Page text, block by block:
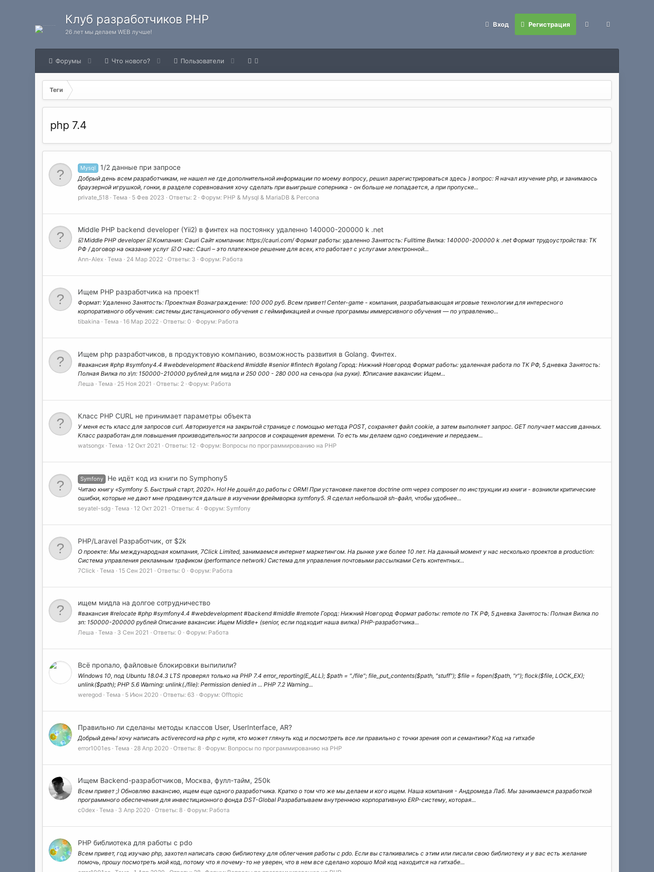
Клуб разработчиков PHP
26 лет мы делаем WEB лучше!
Вход Регистрация
Форумы Что нового? Пользователи
Теги
php 7.4
Mysql 1/2 данные при запросе
Добрый день всем разработчикам, не нашел не где дополнительной информации по моему вопросу, решил зарегистрироваться здесь ) вопрос: Я начал изучение php, и занимаюсь
браузерной игрушкой, гонки, в разделе соревнования хочу сделать при выигрыше соперника - он больше не попадается, а при пропуске...
private_518 Тема 5 Фев 2023 Ответы: 2 Форум: PHP & Mysql & MariaDB & Percona
Middle PHP backend developer (Yii2) в финтех на постоянку удаленно 140000-200000 k .net
☑️ Middle PHP developer ☑️ Компания: Cauri Сайт компании: https://cauri.com/ Формат работы: удаленно Занятость: Fulltime Вилка: 140000-200000 k .net Формат трудоустройства: ТК
РФ / договор на оказание услуг ☑️ О нас: Cauri – это платежное решение для всех, кто работает с услугами электронной...
Ann-Alex Тема 24 Мар 2022 Ответы: 3 Форум: Работа
Ищем PHP разработчика на проект!
Формат: Удаленно Занятость: Проектная Вознаграждение: 100 000 руб. Всем привет! Center-game - компания, разрабатывающая игровые технологии для интересного
корпоративного обучения: системы дистанционного обучения с геймификацией и очные программы иммерсивного обучения — по управлению...
tibakina
Тема 16 Мар 2022 Ответы: 0 Форум: Работа
Ищем php разработчиков, в продуктовую компанию, возможность развития в Golang. Финтех.
#вакансия #php #symfony4.4 #webdevelopment #backend #middle #senior #fintech #golang Город: Нижний Новгород Формат работы: удаленная работа по ТК РФ, 5 дневка Занятость:
Полная Вилка по з\п: 150000-210000 рублей для мидла и 250 000 - 280 000 на сеньора (на руки). ❗Описание вакансии: Ищем...
Леша
Тема 25 Ноя 2021 Ответы: 2 Форум: Работа
Класс PHP CURL не принимает параметры объекта
У меня есть класс для запросов curl. Авторизуется на закрытой странице с помощью метода POST, сохраняет файл cookie, а затем выполняет запрос. GET получает массив данных.
Класс разработан для повышения производительности запросов и сокращения времени. То есть мы делаем одно соединение и передаем...
watsongx Тема 12 Окт 2021 Ответы: 12 Форум: Вопросы по программированию на РНР
Symfony Не идёт код из книги по Symphony5
Читаю книгу «Symfony 5. Быстрый старт, 2020». Но! Не дошёл до работы с ORM! При установке пакетов doctrine orm через composer по инструкции из книги - возникли критические
ошибки, которые не дают мне продвинутся дальше в изучении фреймворка symfony5. Я сделал небольшой sh-файл, чтобы удобнее...
seyatel-sdg Тема 12 Окт 2021 Ответы: 4 Форум: Symfony
PHP/Laravel Разработчик, от $2k
О проекте: Мы международная компания, 7Click Limited, занимаемся интернет маркетингом. На рынке уже более 10 лет. На данный момент у нас несколько проектов в production:
Система управления рекламным трафиком (performance network) Система для управления почтовыми рассылками Сеть контентных...
7Click
Тема 15 Сен 2021 Ответы: 0 Форум: Работа
ищем мидла на долгое сотрудничество
#вакансия #relocate #php #symfony4.4 #webdevelopment #backend #middle #remote Город: Нижний Новгород Формат работы: remote по ТК РФ, 5 дневка Занятость: Полная Вилка по
зп: 150000-200000 рублей Описание вакансии: Ищем Middle+ (senior, если подходит наша вилка) PHP-разработчика...
Леша
Тема 3 Сен 2021 Ответы: 0 Форум: Работа
Всё пропало, файловые блокировки выпилили?
Windows 10, под Ubuntu 18.04.3 LTS проверял только на PHP 7.4 error_reporting(E_ALL); $path = "./file"; file_put_contents($path, "stuff"); $file = fopen($path, "r"); flock($file, LOCK_EX);
unlink($path); PHP 5.6 Warning: unlink(./file): Permission denied in ... PHP 7.2 Warning...
weregod Тема 5 Июн 2020 Ответы: 63 Форум: Offtopic
Правильно ли сделаны методы классов User, UserInterface, AR?
Добрый день! хочу написать activerecord на php с нуля, кто может глянуть код и посмотреть все ли правильно с точки зрения ооп и семантики? Код на гитхабе
error1001es Тема 28 Апр 2020 Ответы: 8 Форум: Вопросы по программированию на РНР
Ищем Backend-разработчиков, Москва, фулл-тайм, 250k
Всем привет ;) Обновляю вакансию, ищем еще одного разработчика. Кратко о том что же мы делаем и кого ищем. Наша компания - Андромеда Лаб. Мы занимаемся разработкой
программного обеспечения для инвестиционного фонда DST-Global Разрабатываем внутреннюю корпоративную ERP-систему, которая...
c0dex Тема 3 Апр 2020 Ответы: 8 Форум: Работа
PHP библиотека для работы с pdo
Всем привет, год изучаю php, захотел написать свою библиотеку для облегчения работы с pdo. Если вы сталкивались с этим или писали свою библиотеку и у вас есть желание
помочь, прошу посмотреть мой код, потому что я почему-то не уверен, что в нем все сделано хорошо Мой код находится на гитхабе...